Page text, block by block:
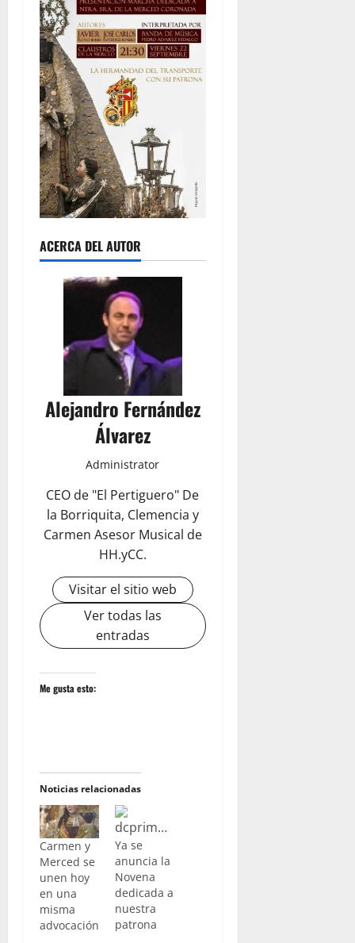
ACERCA DEL AUTOR
Alejandro Fernández
Álvarez
Administrator
CEO de "El Pertiguero" De
la Borriquita, Clemencia y
Carmen Asesor Musical de
HH.yCC.
Visitar el sitio web
Ver todas las
entradas
Me gusta esto:
Noticias relacionadas
Carmen y
Merced se
unen hoy
en una
misma
advocación
Ya se
anuncia la
Novena
dedicada a
nuestra
patrona